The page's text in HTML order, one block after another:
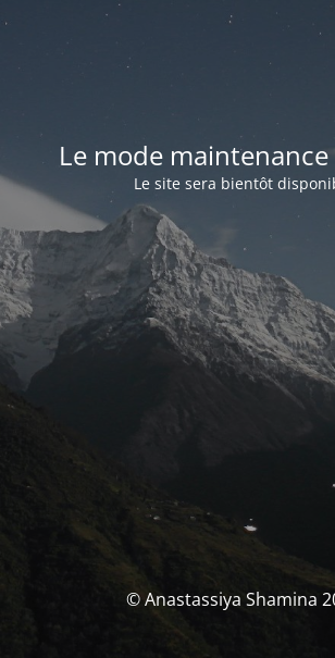
Le mode
Le site sera bientôt
© Anastassiya Shamina